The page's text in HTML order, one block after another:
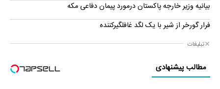
بیانیه وزیر خارجه پاکستان درمورد پیمان دفاعی مکه
فرار گورخر از شیر با یک لگد غافلگیرکننده
تبلیغات
مطالب پیشنهادی